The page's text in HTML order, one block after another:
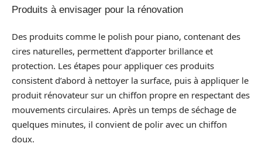
Produits à envisager pour la rénovation
Des produits comme le polish pour piano, contenant des
cires naturelles, permettent d’apporter brillance et
protection. Les étapes pour appliquer ces produits
consistent d’abord à nettoyer la surface, puis à appliquer le
produit rénovateur sur un chiffon propre en respectant des
mouvements circulaires. Après un temps de séchage de
quelques minutes, il convient de polir avec un chiffon
doux.